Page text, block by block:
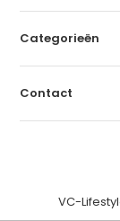
Categorieën
Contact
VC-